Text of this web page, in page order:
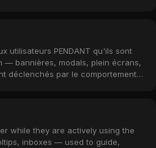
utilisateurs PENDANT qu'ils sont
— bannières, modals, plein écrans,
déclenchés par le comportement
while they are actively using the
inboxes — used to guide,